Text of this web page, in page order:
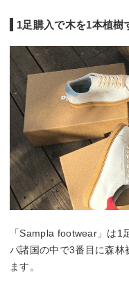
1足購入で木を1本植樹
「Sampla footwear」は1
パ諸国の中で3番目に森林
ます。